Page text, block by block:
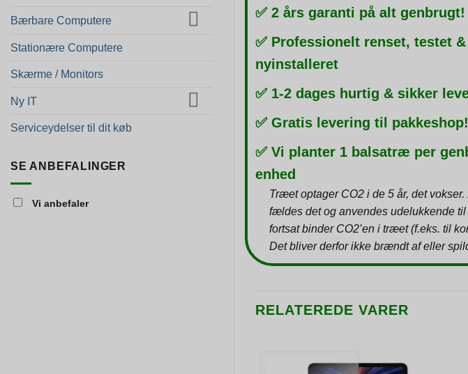
Bærbare Computere
Stationære Computere
Skærme / Monitors
Ny IT
Serviceydelser til dit køb
SE ANBEFALINGER
Vi anbefaler
✅ 2 års garanti på alt genbrugt!
✅ Professionelt renset, testet &
nyinstalleret
✅ 1-2 dages hurtig & sikker
✅ Gratis levering til
✅ Vi planter 1 balsatræ per
enhed
Træet optager CO2 i de 5 år, det vokser.
fældes det og anvendes udelukkende til
fortsat binder CO2’en i træet (f.eks. til
Det bliver derfor ikke brændt af eller
RELATEREDE VARER